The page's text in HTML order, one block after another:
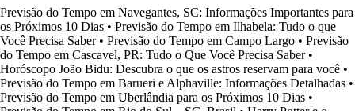
Previsão do Tempo em Navegantes, SC: Informações Importantes para
os Próximos 10 Dias • Previsão do Tempo em Ilhabela: Tudo o que
Você Precisa Saber• Previsão do Tempo em Campo Largo • Previsão
do Tempo em Cascavel, PR: Tudo o Que Você Precisa Saber•
Horóscopo João Bidu: Descubra o que os astros reservam para você •
Previsão do Tempo em Barueri e Alphaville: Informações Detalhadas •
Previsão do Tempo em Uberlândia para os Próximos 10 Dias •